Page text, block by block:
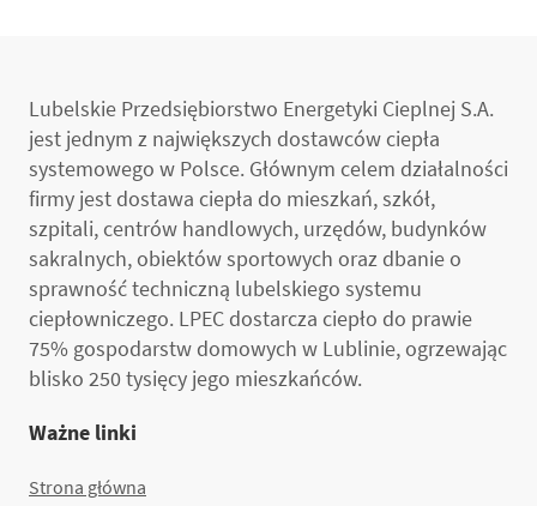
Lubelskie Przedsiębiorstwo Energetyki Cieplnej S.A.
jest jednym z największych dostawców ciepła
systemowego w Polsce. Głównym celem działalności
firmy jest dostawa ciepła do mieszkań, szkół,
szpitali, centrów handlowych, urzędów, budynków
sakralnych, obiektów sportowych oraz dbanie o
sprawność techniczną lubelskiego systemu
ciepłowniczego. LPEC dostarcza ciepło do prawie
75% gospodarstw domowych w Lublinie, ogrzewając
blisko 250 tysięcy jego mieszkańców.
Ważne linki
Strona główna